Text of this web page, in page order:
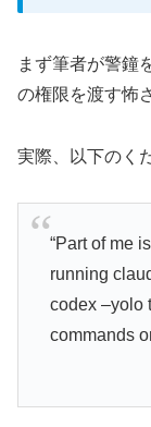
まず筆者が警鐘
の権限を渡す怖
実際、以下のく
“Part of me
running
codex –yolo
commands